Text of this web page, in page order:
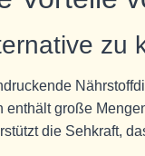
zu
enthält große
die Sehkraft,